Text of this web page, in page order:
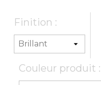
Finition :
Couleur produit :